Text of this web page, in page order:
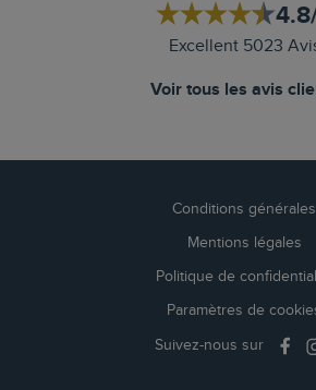
Excellent 5023
Voir tous les avis
Conditions générales
Mentions légales
Politique de
Paramètres de
Suivez-nous sur